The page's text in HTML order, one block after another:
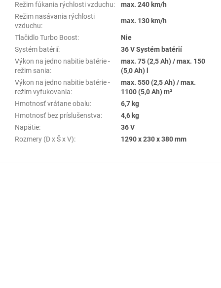
Režim fúkania rýchlosti vzduchu:
max. 240 km/h
Režim nasávania rýchlosti
vzduchu:
max. 130 km/h
Tlačidlo Turbo Boost:
Nie
Systém batérií:
36 V Systém batérií
Výkon na jedno nabitie batérie -
režim sania:
max. 75 (2,5 Ah) / max. 150
(5,0 Ah) l
Výkon na jedno nabitie batérie -
režim vyfukovania:
max. 550 (2,5 Ah) / max.
1100 (5,0 Ah) m²
Hmotnosť vrátane obalu:
6,7 kg
Hmotnosť bez príslušenstva:
4,6 kg
Napätie:
36 V
Rozmery (D x Š x V): 1290 x 230 x 380 mm